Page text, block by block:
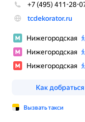
+7 (495) 411-28-
tcdekorator.ru
Нижегородская
Нижегородская
Нижегородская
Как добраться
Вызвать такси